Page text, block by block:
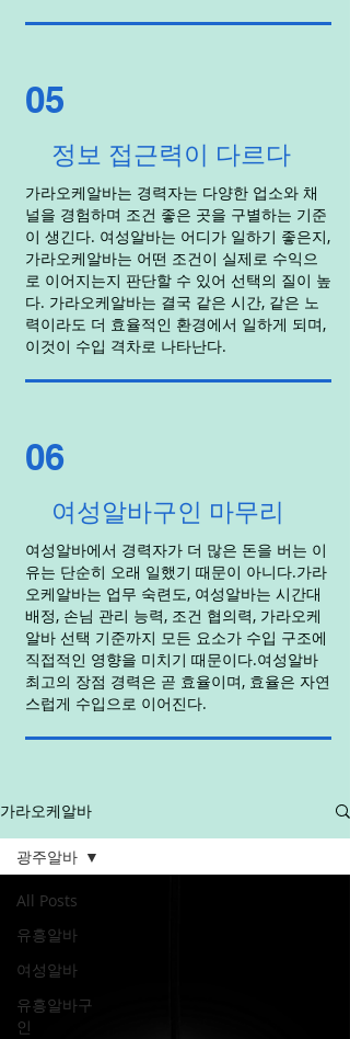
05
정보 접근력이 다르다
가라오케알바는 경력자는 다양한 업소와 채
널을 경험하며 조건 좋은 곳을 구별하는 기준
이 생긴다. 여성알바는 어디가 일하기 좋은지,
가라오케알바는 어떤 조건이 실제로 수익으
로 이어지는지 판단할 수 있어 선택의 질이 높
다. 가라오케알바는 결국 같은 시간, 같은 노
력이라도 더 효율적인 환경에서 일하게 되며,
이것이 수입 격차로 나타난다.
06
여성알바구인 마무리
여성알바에서 경력자가 더 많은 돈을 버는 이
유는 단순히 오래 일했기 때문이 아니다.가라
오케알바는 업무 숙련도, 여성알바는 시간대
배정, 손님 관리 능력, 조건 협의력, 가라오케
알바 선택 기준까지 모든 요소가 수입 구조에
직접적인 영향을 미치기 때문이다.여성알바
최고의 장점 경력은 곧 효율이며, 효율은 자연
스럽게 수입으로 이어진다.
가라오케알바
All Posts
유흥알바
여성알바
유흥알바구
인
광주알바